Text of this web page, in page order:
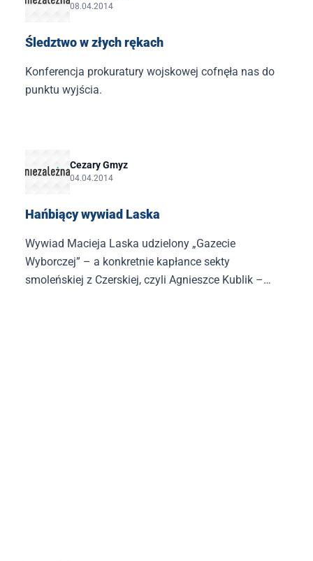
08.04.2014
Śledztwo w złych rękach
Konferencja prokuratury wojskowej cofnęła nas do
punktu wyjścia.
Cezary Gmyz
04.04.2014
Hańbiący wywiad Laska
Wywiad Macieja Laska udzielony „Gazecie
Wyborczej” – a konkretnie kapłance sekty
smoleńskiej z Czerskiej, czyli Agnieszce Kublik –